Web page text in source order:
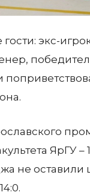
экс-
ЯрГУ –
не оставили